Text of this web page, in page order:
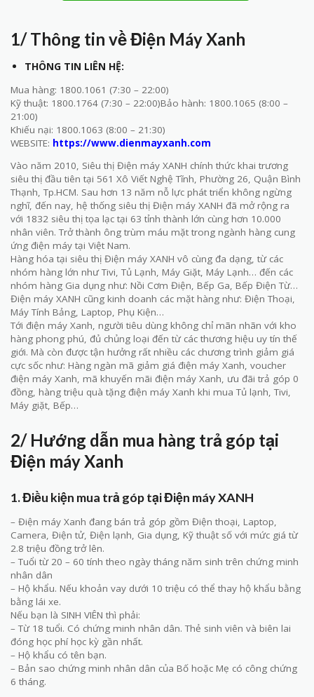
1/ Thông tin về Điện Máy Xanh
THÔNG TIN LIÊN HỆ:
Mua hàng: 1800.1061 (7:30 – 22:00)
Kỹ thuật: 1800.1764 (7:30 – 22:00)Bảo hành: 1800.1065 (8:00 –
21:00)
Khiếu nại: 1800.1063 (8:00 – 21:30)
WEBSITE: https://www.dienmayxanh.com
Vào năm 2010, Siêu thị Điện máy XANH chính thức khai trương
siêu thị đầu tiên tại 561 Xô Viết Nghệ Tĩnh, Phường 26, Quận Bình
Thạnh, Tp.HCM. Sau hơn 13 năm nỗ lực phát triển không ngừng
nghĩ, đến nay, hệ thống siêu thị Điện máy XANH đã mở rộng ra
với 1832 siêu thị tọa lạc tại 63 tỉnh thành lớn cùng hơn 10.000
nhân viên. Trở thành ông trùm máu mặt trong ngành hàng cung
ứng điện máy tại Việt Nam.
Hàng hóa tại siêu thị Điện máy XANH vô cùng đa dạng, từ các
nhóm hàng lớn như Tivi, Tủ Lạnh, Máy Giặt, Máy Lạnh… đến các
nhóm hàng Gia dụng như: Nồi Cơm Điện, Bếp Ga, Bếp Điện Từ…
Điện máy XANH cũng kinh doanh các mặt hàng như: Điện Thoại,
Máy Tính Bảng, Laptop, Phụ Kiện…
Tới điện máy Xanh, người tiêu dùng không chỉ mãn nhãn với kho
hàng phong phú, đủ chủng loại đến từ các thương hiệu uy tín thế
giới. Mà còn được tận hưởng rất nhiều các chương trình giảm giá
cực sốc như: Hàng ngàn mã giảm giá điện máy Xanh, voucher
điện máy Xanh, mã khuyến mãi điện máy Xanh, ưu đãi trả góp 0
đồng, hàng triệu quà tặng điện máy Xanh khi mua Tủ lạnh, Tivi,
Máy giặt, Bếp…
2/ Hướng dẫn mua hàng trả góp tại
Điện máy Xanh
1. Điều kiện mua trả góp tại Điện máy XANH
– Điện máy Xanh đang bán trả góp gồm Điện thoại, Laptop,
Camera, Điện tử, Điện lạnh, Gia dụng, Kỹ thuật số với mức giá từ
2.8 triệu đồng trở lên.
– Tuổi từ 20 – 60 tính theo ngày tháng năm sinh trên chứng minh
nhân dân
– Hộ khẩu. Nếu khoản vay dưới 10 triệu có thể thay hộ khẩu bằng
bằng lái xe.
Nếu bạn là SINH VIÊN thì phải:
– Từ 18 tuổi. Có chứng minh nhân dân. Thẻ sinh viên và biên lai
đóng học phí học kỳ gần nhất.
– Hộ khẩu có tên bạn.
– Bản sao chứng minh nhân dân của Bố hoặc Mẹ có công chứng
6 tháng.